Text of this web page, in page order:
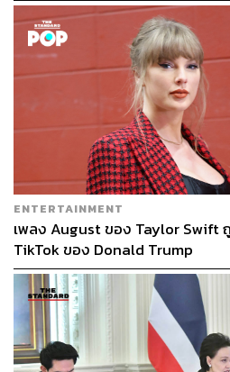
ENTERTAINMENT
เพลง August ของ Taylor Swift
TikTok ของ Donald Trump